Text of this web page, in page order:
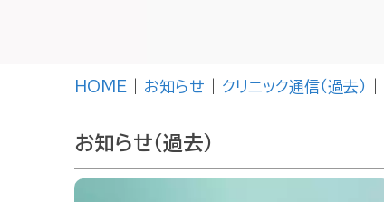
HOME お知らせ クリニック通信（過去）
お知らせ（過去）